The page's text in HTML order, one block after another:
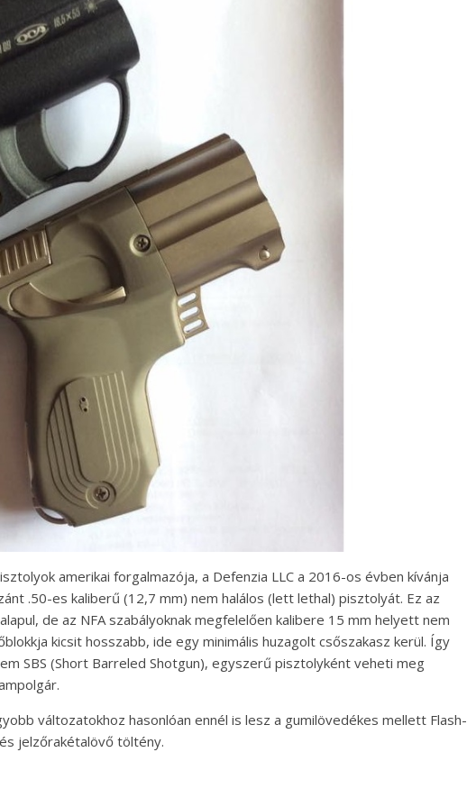
amerikai forgalmazója, a Defenzia LLC a 2016-os évben kívánja
.50-es kaliberű (12,7 mm) nem halálos (lett lethal) pisztolyát. Ez az
de az NFA szabályoknak megfelelően kalibere 15 mm helyett nem
kicsit hosszabb, ide egy minimális huzagolt csőszakasz kerül. Így
SBS (Short Barreled Shotgun), egyszerű pisztolyként veheti meg
változatokhoz hasonlóan ennél is lesz a gumilövedékes mellett Flash-
jelzőrakétalövő töltény.